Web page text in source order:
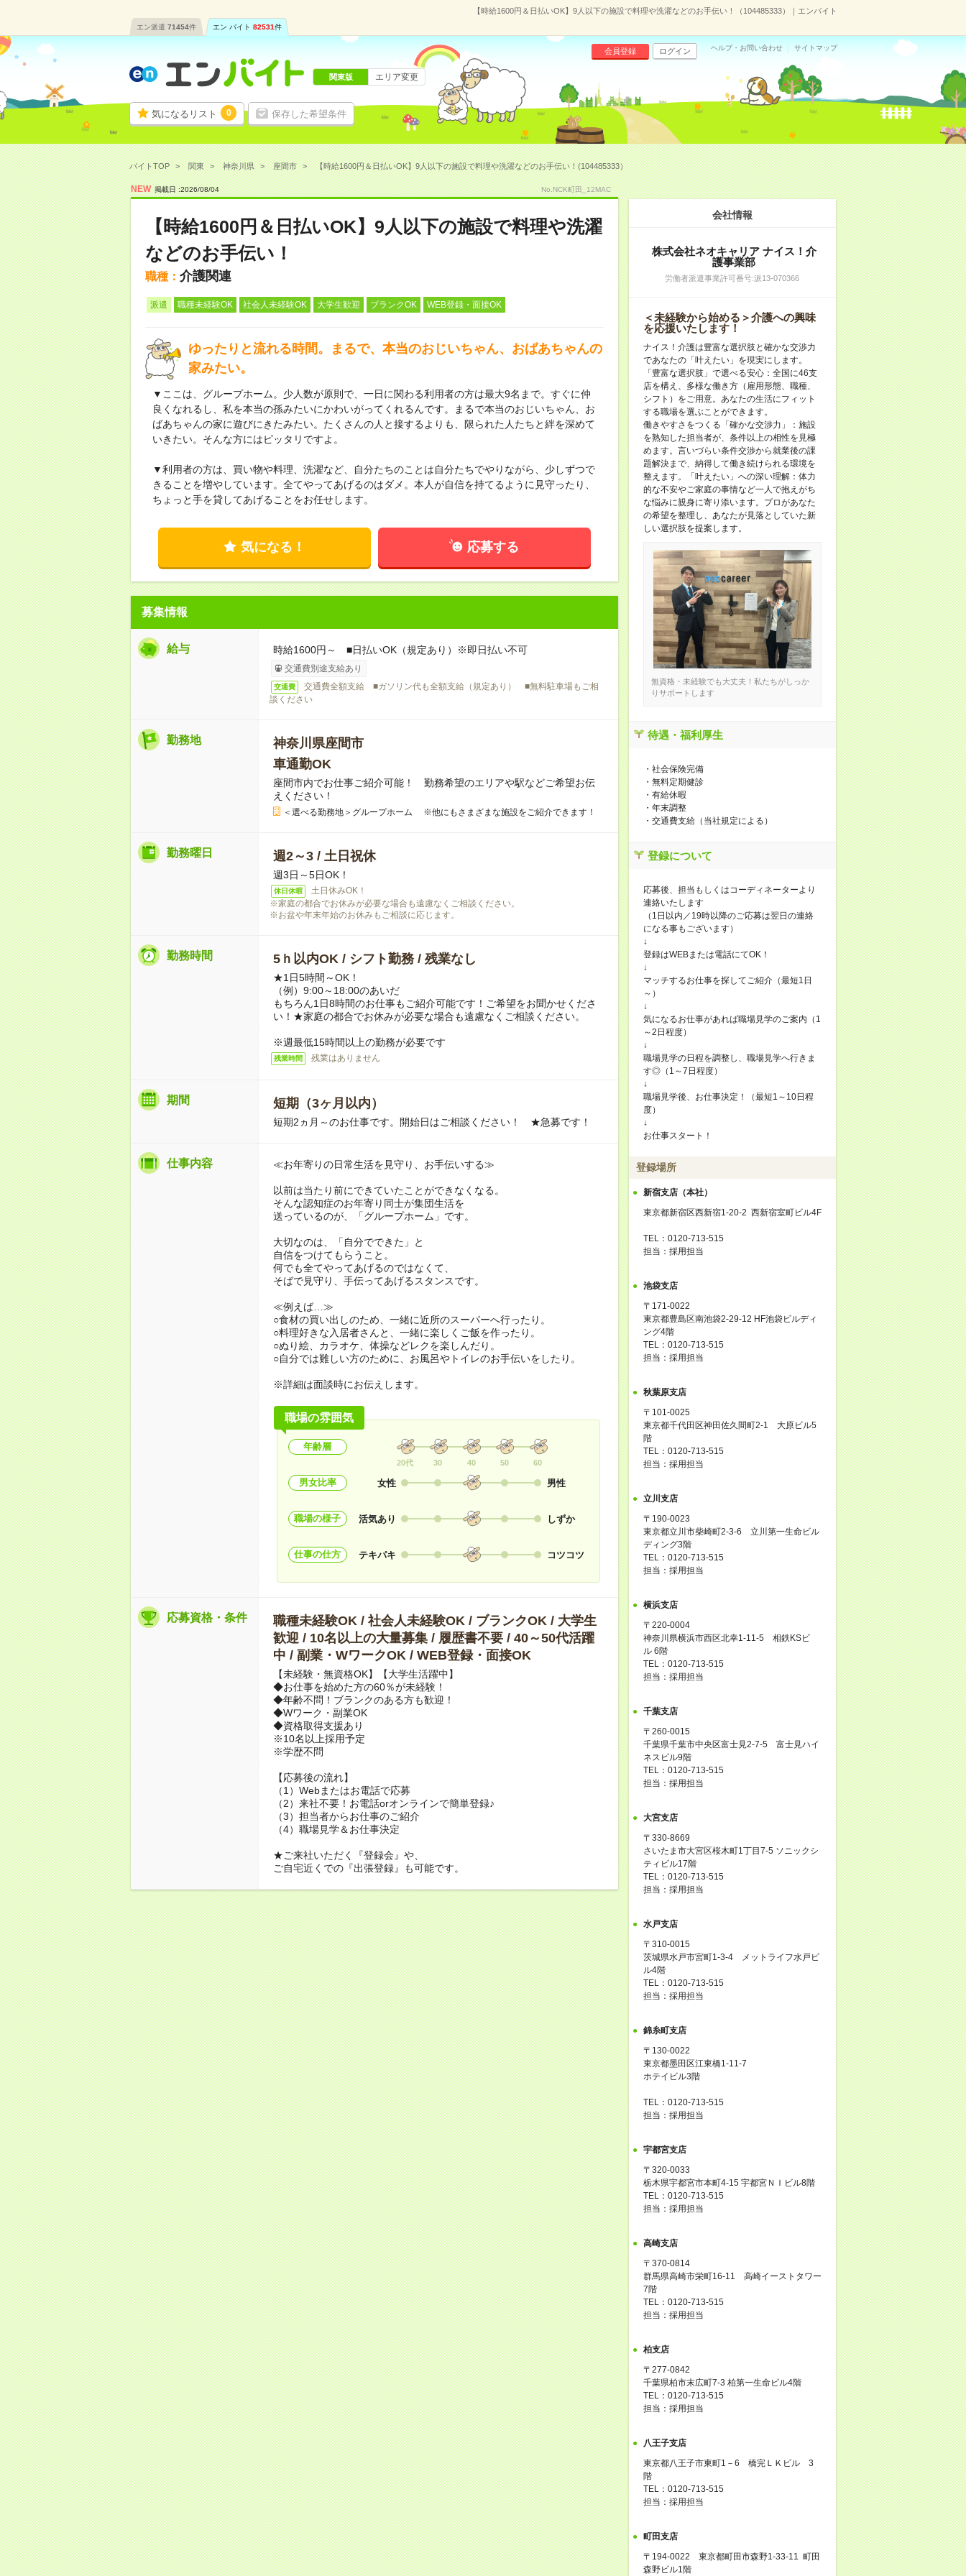
【時給1600円＆日払いOK】9人以下の施設で料理や洗濯などのお手伝い！（104485333）｜エンバイト
エン派遣 71454件 エン バイト 82531件
気になるリスト 0 保存した希望条件
会員登録 ログイン ヘルプ・お問い合わせ サイトマップ
関東版 エリア変更
バイトTOP 関東 神奈川県 座間市 【時給1600円＆日払いOK】9人以下の施設で料理や洗濯などのお手伝い！(104485333）
NEW 掲載日 :2026/08/04 No.NCK町田_12MAC
【時給1600円＆日払いOK】9人以下の施設で料理や洗濯
などのお手伝い！
職種： 介護関連
派遣 職種未経験OK 社会人未経験OK 大学生歓迎 ブランクOK WEB登録・面接OK
ゆったりと流れる時間。まるで、本当のおじいちゃん、おばあちゃんの
家みたい。
▼ここは、グループホーム。少人数が原則で、一日に関わる利用者の方は最大9名まで。すぐに仲
良くなれるし、私を本当の孫みたいにかわいがってくれるんです。まるで本当のおじいちゃん、お
ばあちゃんの家に遊びにきたみたい。たくさんの人と接するよりも、限られた人たちと絆を深めて
いきたい。そんな方にはピッタリですよ。
▼利用者の方は、買い物や料理、洗濯など、自分たちのことは自分たちでやりながら、少しずつで
きることを増やしています。全てやってあげるのはダメ。本人が自信を持てるように見守ったり、
ちょっと手を貸してあげることをお任せします。
気になる！ 応募する
募集情報
給与 時給1600円～ ■日払いOK（規定あり）※即日払い不可
交通費別途支給あり
交通費
交通費全額支給 ■ガソリン代も全額支給（規定あり） ■無料駐車場もご相
談ください
勤務地
神奈川県座間市
車通勤OK
座間市内でお仕事ご紹介可能！ 勤務希望のエリアや駅などご希望お伝
えください！
＜選べる勤務地＞グループホーム ※他にもさまざまな施設をご紹介できます！
勤務曜日 週2～3 / 土日祝休
週3日～5日OK！
休日休暇
土日休みOK！
※家庭の都合でお休みが必要な場合も遠慮なくご相談ください。
※お盆や年末年始のお休みもご相談に応じます。
勤務時間 5ｈ以内OK / シフト勤務 / 残業なし
★1日5時間～OK！
（例）9:00～18:00のあいだ
もちろん1日8時間のお仕事もご紹介可能です！ご希望をお聞かせくださ
い！★家庭の都合でお休みが必要な場合も遠慮なくご相談ください。
※週最低15時間以上の勤務が必要です
残業時間 残業はありません
期間 短期（3ヶ月以内）
短期2ヵ月～のお仕事です。開始日はご相談ください！ ★急募です！
仕事内容 ≪お年寄りの日常生活を見守り、お手伝いする≫
以前は当たり前にできていたことができなくなる。
そんな認知症のお年寄り同士が集団生活を
送っているのが、「グループホーム」です。
大切なのは、「自分でできた」と
自信をつけてもらうこと。
何でも全てやってあげるのではなくて、
そばで見守り、手伝ってあげるスタンスです。
≪例えば…≫
○食材の買い出しのため、一緒に近所のスーパーへ行ったり。
○料理好きな入居者さんと、一緒に楽しくご飯を作ったり。
○ぬり絵、カラオケ、体操などレクを楽しんだり。
○自分では難しい方のために、お風呂やトイレのお手伝いをしたり。
※詳細は面談時にお伝えします。
職場の雰囲気
年齢層
20代 30 40 50 60
男女比率 女性 男性
職場の様子 活気あり しずか
仕事の仕方 テキパキ コツコツ
応募資格・条件
職種未経験OK / 社会人未経験OK / ブランクOK / 大学生
歓迎 / 10名以上の大量募集 / 履歴書不要 / 40～50代活躍
中 / 副業・WワークOK / WEB登録・面接OK
【未経験・無資格OK】【大学生活躍中】
◆お仕事を始めた方の60％が未経験！
◆年齢不問！ブランクのある方も歓迎！
◆Wワーク・副業OK
◆資格取得支援あり
※10名以上採用予定
※学歴不問
【応募後の流れ】
（1）Webまたはお電話で応募
（2）来社不要！お電話orオンラインで簡単登録♪
（3）担当者からお仕事のご紹介
（4）職場見学＆お仕事決定
★ご来社いただく『登録会』や、
ご自宅近くでの『出張登録』も可能です。
会社情報
株式会社ネオキャリア ナイス！介
護事業部
労働者派遣事業許可番号:派13-070366
＜未経験から始める＞介護への興味
を応援いたします！
ナイス！介護は豊富な選択肢と確かな交渉力
であなたの「叶えたい」を現実にします。
「豊富な選択肢」で選べる安心：全国に46支
店を構え、多様な働き方（雇用形態、職種、
シフト）をご用意。あなたの生活にフィット
する職場を選ぶことができます。
働きやすさをつくる「確かな交渉力」：施設
を熟知した担当者が、条件以上の相性を見極
めます。言いづらい条件交渉から就業後の課
題解決まで、納得して働き続けられる環境を
整えます。「叶えたい」への深い理解：体力
的な不安やご家庭の事情など一人で抱えがち
な悩みに親身に寄り添います。プロがあなた
の希望を整理し、あなたが見落としていた新
しい選択肢を提案します。
無資格・未経験でも大丈夫！私たちがしっか
りサポートします
待遇・福利厚生
・社会保険完備
・無料定期健診
・有給休暇
・年末調整
・交通費支給（当社規定による）
登録について
応募後、担当もしくはコーディネーターより
連絡いたします
（1日以内／19時以降のご応募は翌日の連絡
になる事もございます）
↓
登録はWEBまたは電話にてOK！
↓
マッチするお仕事を探してご紹介（最短1日
～）
↓
気になるお仕事があれば職場見学のご案内（1
～2日程度）
↓
職場見学の日程を調整し、職場見学へ行きま
す◎（1～7日程度）
↓
職場見学後、お仕事決定！（最短1～10日程
度）
↓
お仕事スタート！
登録場所
新宿支店（本社）
東京都新宿区西新宿1-20-2 西新宿室町ビル4F
TEL：0120-713-515
担当：採用担当
池袋支店
〒171-0022
東京都豊島区南池袋2-29-12 HF池袋ビルディ
ング4階
TEL：0120-713-515
担当：採用担当
秋葉原支店
〒101-0025
東京都千代田区神田佐久間町2-1 大原ビル5
階
TEL：0120-713-515
担当：採用担当
立川支店
〒190-0023
東京都立川市柴崎町2-3-6 立川第一生命ビル
ディング3階
TEL：0120-713-515
担当：採用担当
横浜支店
〒220-0004
神奈川県横浜市西区北幸1-11-5 相鉄KSビ
ル 6階
TEL：0120-713-515
担当：採用担当
千葉支店
〒260-0015
千葉県千葉市中央区富士見2-7-5 富士見ハイ
ネスビル9階
TEL：0120-713-515
担当：採用担当
大宮支店
〒330-8669
さいたま市大宮区桜木町1丁目7-5 ソニックシ
ティビル17階
TEL：0120-713-515
担当：採用担当
水戸支店
〒310-0015
茨城県水戸市宮町1-3-4 メットライフ水戸ビ
ル4階
TEL：0120-713-515
担当：採用担当
錦糸町支店
〒130-0022
東京都墨田区江東橋1-11-7
ホテイビル3階
TEL：0120-713-515
担当：採用担当
宇都宮支店
〒320-0033
栃木県宇都宮市本町4-15 宇都宮ＮＩビル8階
TEL：0120-713-515
担当：採用担当
高崎支店
〒370-0814
群馬県高崎市栄町16-11 高崎イーストタワー
7階
TEL：0120-713-515
担当：採用担当
柏支店
〒277-0842
千葉県柏市末広町7-3 柏第一生命ビル4階
TEL：0120-713-515
担当：採用担当
八王子支店
東京都八王子市東町1－6 橋完ＬＫビル 3
階
TEL：0120-713-515
担当：採用担当
町田支店
〒194-0022 東京都町田市森野1-33-11 町田
森野ビル1階